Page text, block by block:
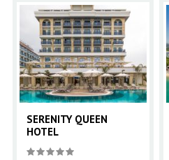
SERENITY QUEEN
HOTEL